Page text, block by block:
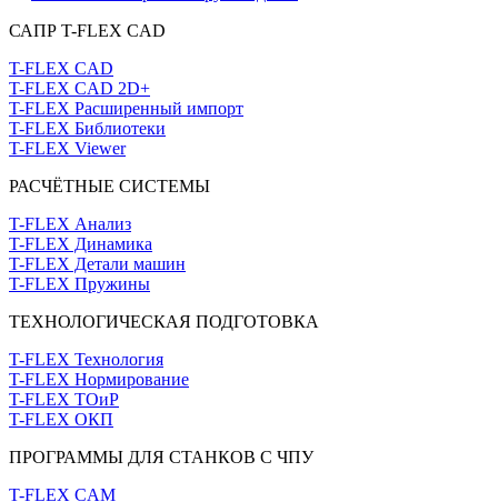
САПР T-FLEX CAD
T-FLEX CAD
T-FLEX CAD 2D+
T-FLEX Расширенный импорт
T-FLEX Библиотеки
T-FLEX Viewer
РАСЧЁТНЫЕ СИСТЕМЫ
T-FLEX Анализ
T-FLEX Динамика
T-FLEX Детали машин
T-FLEX Пружины
ТЕХНОЛОГИЧЕСКАЯ ПОДГОТОВКА
T-FLEX Технология
T-FLEX Нормирование
T-FLEX ТОиР
T-FLEX ОКП
ПРОГРАММЫ ДЛЯ СТАНКОВ С ЧПУ
T-FLEX CAM